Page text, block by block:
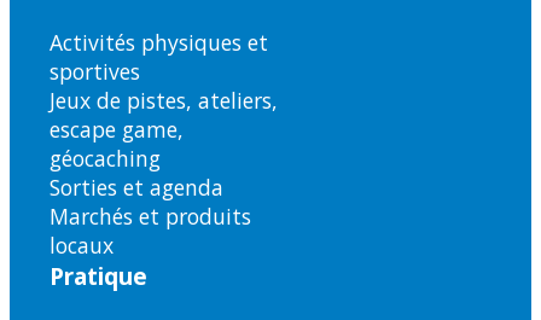
Activités physiques et
sportives
Jeux de pistes, ateliers,
escape game,
géocaching
Sorties et agenda
Marchés et produits
locaux
Pratique